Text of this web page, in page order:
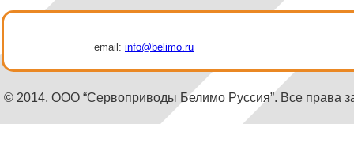
email: info@belimo.ru
© 2014, ООО “Сервоприводы Белимо Руссия”. Все права